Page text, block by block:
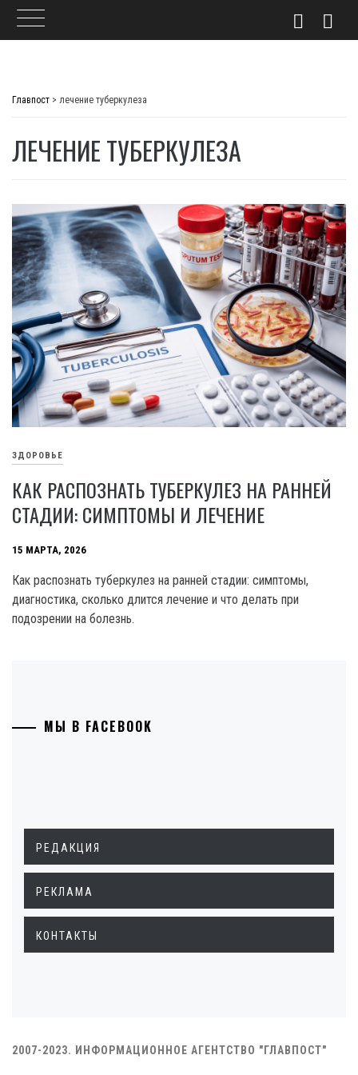
Главпост > лечение туберкулеза
ЛЕЧЕНИЕ ТУБЕРКУЛЕЗА
ЗДОРОВЬЕ
КАК РАСПОЗНАТЬ ТУБЕРКУЛЕЗ НА РАННЕЙ
СТАДИИ: СИМПТОМЫ И ЛЕЧЕНИЕ
15 МАРТА, 2026
Как распознать туберкулез на ранней стадии: симптомы,
диагностика, сколько длится лечение и что делать при
подозрении на болезнь.
МЫ В FACEBOOK
РЕДАКЦИЯ
РЕКЛАМА
КОНТАКТЫ
2007-2023. ИНФОРМАЦИОННОЕ АГЕНТСТВО "ГЛАВПОСТ"